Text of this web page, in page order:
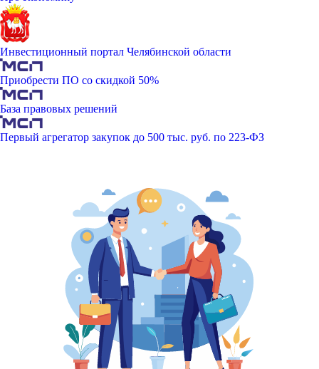
Инвестиционный портал Челябинской области
Приобрести ПО со скидкой 50%
База правовых решений
Первый агрегатор закупок до 500 тыс. руб. по 223-ФЗ